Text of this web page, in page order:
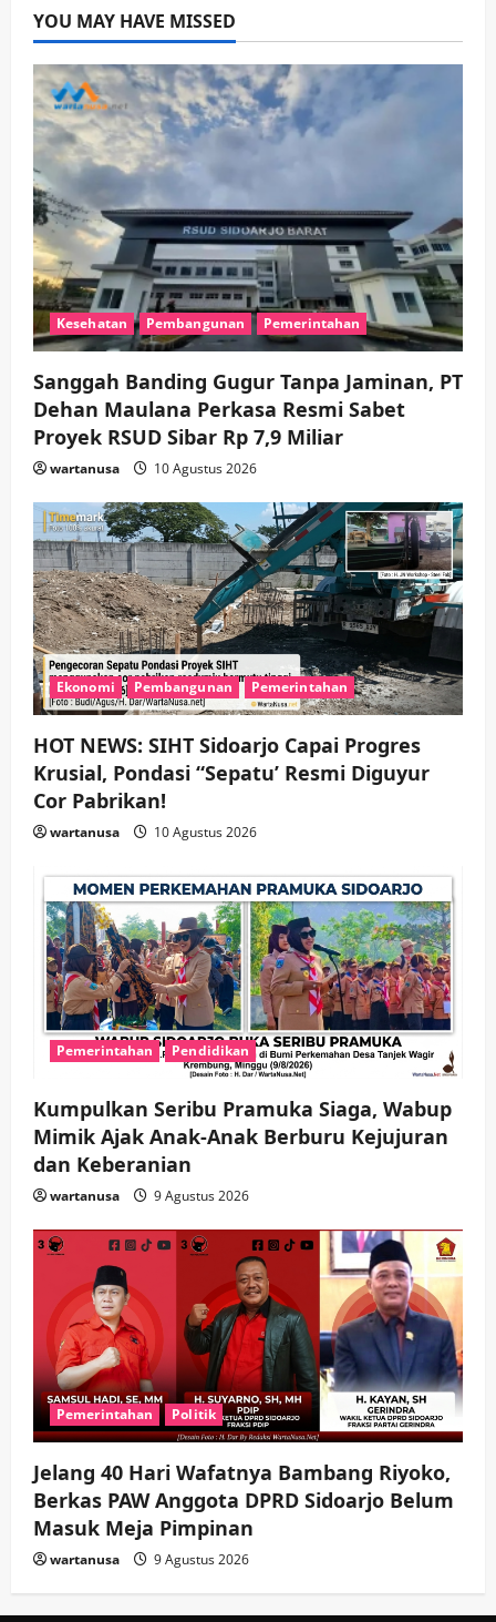
3
PANAS! Kalah Tender Proyek RSUD
Sibar Rp 9,9 M, Beranikah CV Tiga
Anugerah Utama Pertaruhkan
Jaminan Rp 100 Juta?
wartanusa 5 Agustus 2026
4
Olahraga
Adu Taktik di Atas Rumput Sintetis:
PWI dan Sapma PP Sidoarjo
Memanaskan Mesin Menuju Piala
Soccer
wartanusa 5 Agustus 2026
Ekonomi Hiburan Pemerintahan
HOT NEWS: Ribuan Warga Wage
Tumplek Blek di Bazar Rakyat Jalan
Jambu, Borong Kuliner UMKM Sambil
Nonton Jaranan!
wartanusa 4 Agustus 2026
YOU MAY HAVE MISSED
Kesehatan Pembangunan Pemerintahan
Sanggah Banding Gugur Tanpa Jaminan, PT
Dehan Maulana Perkasa Resmi Sabet
Proyek RSUD Sibar Rp 7,9 Miliar
wartanusa 10 Agustus 2026
Ekonomi Pembangunan Pemerintahan
HOT NEWS: SIHT Sidoarjo Capai Progres
Krusial, Pondasi “Sepatu’ Resmi Diguyur
Cor Pabrikan!
wartanusa 10 Agustus 2026
Pemerintahan Pendidikan
Kumpulkan Seribu Pramuka Siaga, Wabup
Mimik Ajak Anak-Anak Berburu Kejujuran
dan Keberanian
wartanusa 9 Agustus 2026
Pemerintahan Politik
Jelang 40 Hari Wafatnya Bambang Riyoko,
Berkas PAW Anggota DPRD Sidoarjo Belum
Masuk Meja Pimpinan ​
wartanusa 9 Agustus 2026